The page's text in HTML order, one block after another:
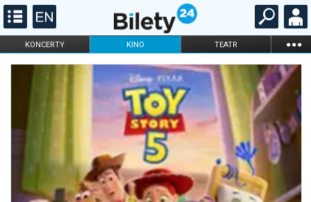
KONCERTY KINO TEATR ...
FILHARMONIA OPERA I BALET
STAND-UP
ONLINE KARNETY